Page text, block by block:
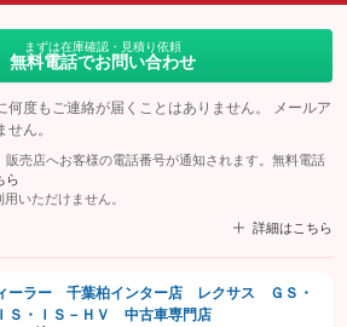
まずは在庫確認・見積り依頼
無料電話でお問い合わせ
何度もご連絡が届くことはありません。 メールア
ん。
売店へお客様の電話番号が通知されます。無料電話
ら
いただけません。
詳細はこちら
ーラー 千葉柏インター店 レクサス ＧＳ・
Ｓ・ＩＳ－ＨＶ 中古車専門店